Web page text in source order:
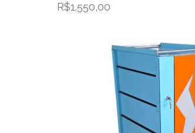
R$1.550,00